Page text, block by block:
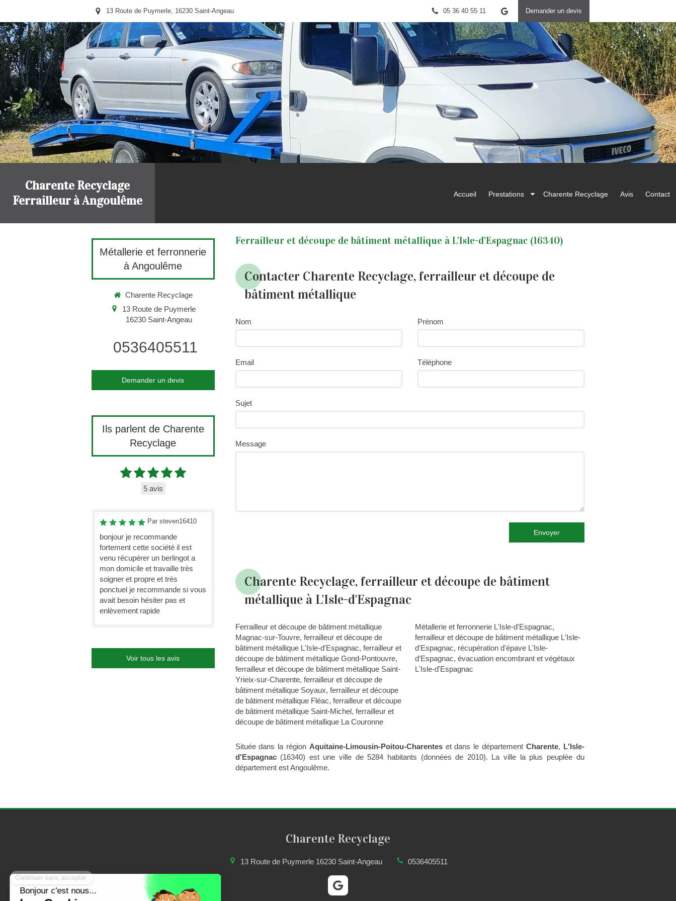
13 Route de Puymerle, 16230 Saint-Angeau Demander un devis
05 36 40 55 11
Charente Recyclage
Ferrailleur à Angoulême
Accueil Prestations Charente Recyclage Avis Contact
Ferrailleur et découpe de bâtiment métallique à L'Isle-d'Espagnac (16340)
Contacter Charente Recyclage, ferrailleur et découpe de
bâtiment métallique
Nom Prénom
Email Téléphone
Sujet
Message
Envoyer
Charente Recyclage, ferrailleur et découpe de bâtiment
métallique à L'Isle-d'Espagnac
Ferrailleur et découpe de bâtiment métallique
Magnac-sur-Touvre, ferrailleur et découpe de
bâtiment métallique L'Isle-d'Espagnac, ferrailleur et
découpe de bâtiment métallique Gond-Pontouvre,
ferrailleur et découpe de bâtiment métallique Saint-
Yrieix-sur-Charente, ferrailleur et découpe de
bâtiment métallique Soyaux, ferrailleur et découpe
de bâtiment métallique Fléac, ferrailleur et découpe
de bâtiment métallique Saint-Michel, ferrailleur et
découpe de bâtiment métallique La Couronne
Métallerie et ferronnerie L'Isle-d'Espagnac,
ferrailleur et découpe de bâtiment métallique L'Isle-
d'Espagnac, récupération d'épave L'Isle-
d'Espagnac, évacuation encombrant et végétaux
L'Isle-d'Espagnac
Située dans la région Aquitaine-Limousin-Poitou-Charenteset dans le département Charente, L'Isle-
d'Espagnac(16340) est une ville de 5284 habitants (données de 2010). La ville la plus peuplée du
département est Angoulême.
Métallerie et ferronnerie
à Angoulême
Charente Recyclage
13 Route de Puymerle
16230 Saint-Angeau
0536405511
Demander un devis
Ils parlent de Charente
Recyclage
5 avis
Par steven16410
bonjour je recommande
fortement cette société il est
venu récupérer un berlingot a
mon domicile et travaille très
soigner et propre et très
ponctuel je recommande si vous
avait besoin hésiter pas et
enlèvement rapide
Voir tous les avis
Charente Recyclage
13 Route de Puymerle 16230 Saint-Angeau 0536405511